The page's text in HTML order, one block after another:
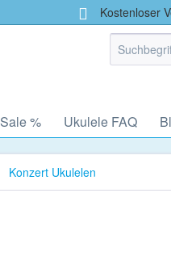
Kostenloser
Sale % Ukulele FAQ
Konzert Ukulelen